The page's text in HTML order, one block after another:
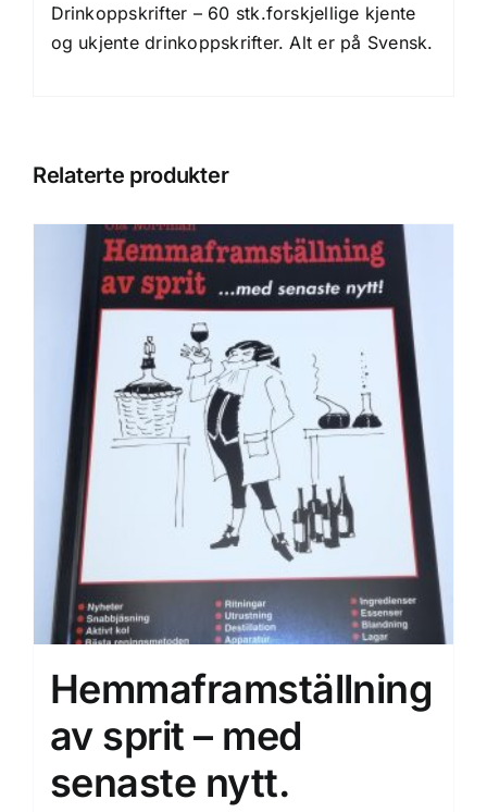
Drinkoppskrifter – 60 stk.forskjellige kjente
og ukjente drinkoppskrifter. Alt er på Svensk.
Relaterte produkter
Hemmaframställning
av sprit – med
senaste nytt.